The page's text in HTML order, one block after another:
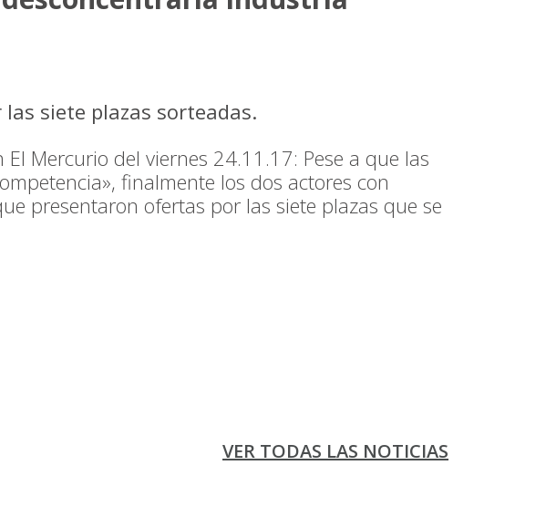
siete plazas sorteadas.
Mercurio del viernes 24.11.17: Pese a que las
finalmente los dos actores con
presentaron ofertas por las siete plazas que se
VER TODAS LAS NOTICIAS